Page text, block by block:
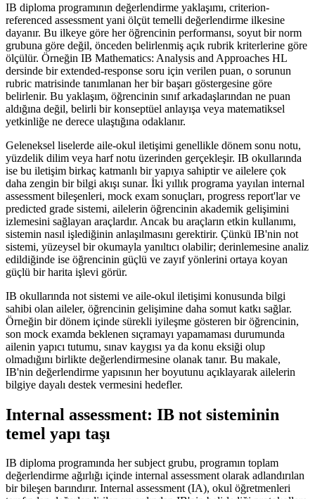
IB diploma programının değerlendirme yaklaşımı, criterion-
referenced assessment yani ölçüt temelli değerlendirme ilkesine
dayanır. Bu ilkeye göre her öğrencinin performansı, soyut bir norm
grubuna göre değil, önceden belirlenmiş açık rubrik kriterlerine göre
ölçülür. Örneğin IB Mathematics: Analysis and Approaches HL
dersinde bir extended-response soru için verilen puan, o sorunun
rubric matrisinde tanımlanan her bir başarı göstergesine göre
belirlenir. Bu yaklaşım, öğrencinin sınıf arkadaşlarından ne puan
aldığına değil, belirli bir konseptüel anlayışa veya matematiksel
yetkinliğe ne derece ulaştığına odaklanır.
Geleneksel liselerde aile-okul iletişimi genellikle dönem sonu notu,
yüzdelik dilim veya harf notu üzerinden gerçekleşir. IB okullarında
ise bu iletişim birkaç katmanlı bir yapıya sahiptir ve ailelere çok
daha zengin bir bilgi akışı sunar. İki yıllık programa yayılan internal
assessment bileşenleri, mock exam sonuçları, progress report'lar ve
predicted grade sistemi, ailelerin öğrencinin akademik gelişimini
izlemesini sağlayan araçlardır. Ancak bu araçların etkin kullanımı,
sistemin nasıl işlediğinin anlaşılmasını gerektirir. Çünkü IB'nin not
sistemi, yüzeysel bir okumayla yanıltıcı olabilir; derinlemesine analiz
edildiğinde ise öğrencinin güçlü ve zayıf yönlerini ortaya koyan
güçlü bir harita işlevi görür.
IB okullarında not sistemi ve aile-okul iletişimi konusunda bilgi
sahibi olan aileler, öğrencinin gelişimine daha somut katkı sağlar.
Örneğin bir dönem içinde sürekli iyileşme gösteren bir öğrencinin,
son mock examda beklenen sıçramayı yapamaması durumunda
ailenin yapıcı tutumu, sınav kaygısı ya da konu eksiği olup
olmadığını birlikte değerlendirmesine olanak tanır. Bu makale,
IB'nin değerlendirme yapısının her boyutunu açıklayarak ailelerin
bilgiye dayalı destek vermesini hedefler.
Internal assessment: IB not sisteminin
temel yapı taşı
IB diploma programında her subject grubu, programın toplam
değerlendirme ağırlığı içinde internal assessment olarak adlandırılan
bir bileşen barındırır. Internal assessment (IA), okul öğretmenleri